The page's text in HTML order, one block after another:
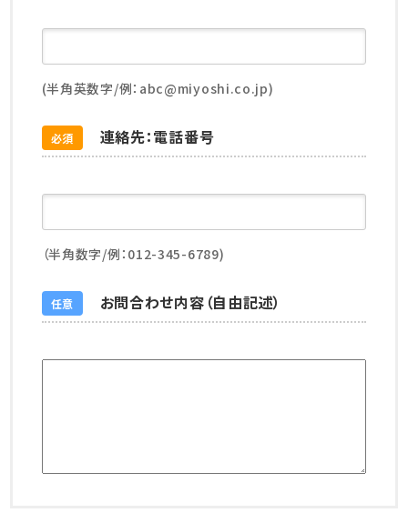
(半角英数字/例：abc@miyoshi.co.jp)
連絡先：電話番号
必須
（半角数字/例：012-345-6789)
お問合わせ内容（自由記述）
任意